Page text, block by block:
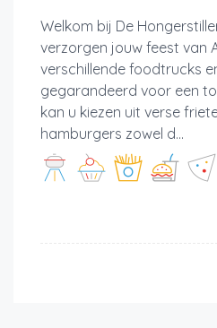
Welkom bij De
verzorgen jouw feest van
verschillende foodtrucks
gegarandeerd voor een
kan u kiezen uit verse
hamburgers zowel d...